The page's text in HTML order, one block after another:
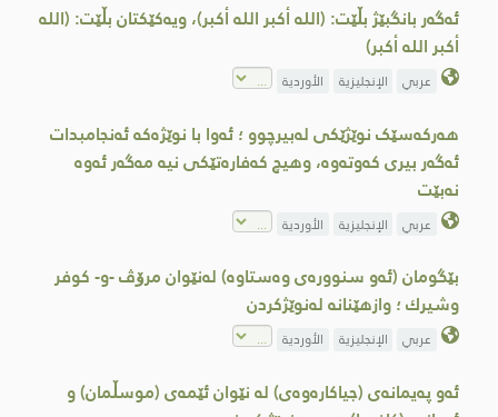
ئەگەر بانگبێژ بڵێت: (الله أكبر الله أكبر)، ویەکێکتان بڵێت: (الله
أكبر الله أكبر)
عربي الإنجليزية الأوردية
هەرکەسێک نوێژێکی لەبیرچوو ؛ ئەوا با نوێژەکە ئەنجامبدات
ئەگەر بیری کەوتەوە، وهیچ کەفارەتێکی نیە مەگەر ئەوە
نەبێت
عربي الإنجليزية الأوردية
بێگومان (ئەو سنوورەی وەستاوە) لەنێوان مرۆڤ -و- كوفر
وشیرك ؛ وازهێنانە لەنوێژكردن
عربي الإنجليزية الأوردية
ئەو پەیمانەی (جیاكارەوەی) لە نێوان ئێمەی (موسڵمان) و